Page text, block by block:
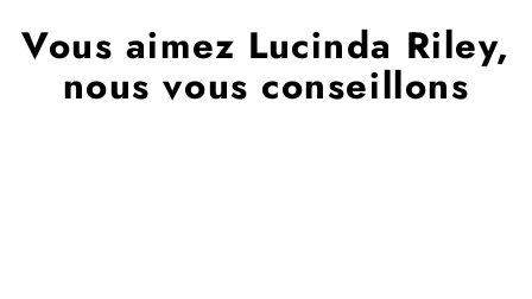
Vous aimez Lucinda Riley,
nous vous conseillons